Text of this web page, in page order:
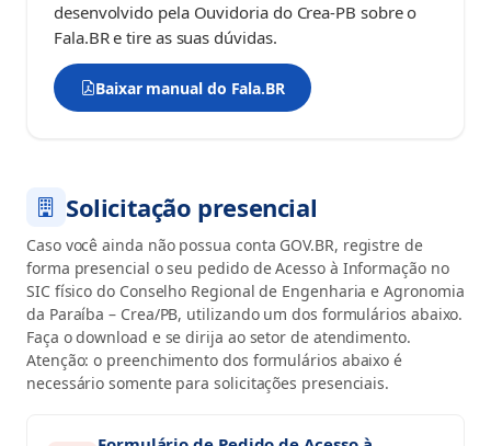
desenvolvido pela Ouvidoria do Crea-PB sobre o
Fala.BR e tire as suas dúvidas.
Baixar manual do Fala.BR
(abre em nova aba)
Solicitação presencial
Caso você ainda não possua conta GOV.BR, registre de
forma presencial o seu pedido de Acesso à Informação no
SIC físico do Conselho Regional de Engenharia e Agronomia
da Paraíba – Crea/PB, utilizando um dos formulários abaixo.
Faça o download e se dirija ao setor de atendimento.
Atenção: o preenchimento dos formulários abaixo é
necessário somente para solicitações presenciais.